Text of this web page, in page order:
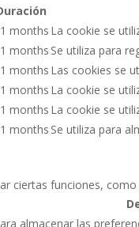
months La cookie se
months Se utiliza para
months Las cookies se
months La cookie se
months La cookie se
months Se utiliza para
ciertas funciones,
almacenar las